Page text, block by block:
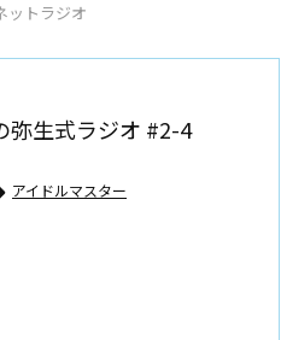
ットラジオ
弥生式ラジオ #2-4
アイドルマスター